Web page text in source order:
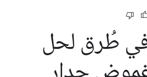
في طُرق لحل
جدار